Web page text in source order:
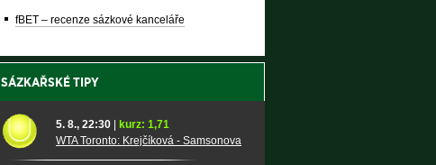
fBET – recenze sázkové kanceláře
SÁZKAŘSKÉ TIPY
5. 8., 22:30
kurz: 1,71
WTA Toronto: Krejčíková - Samsonova